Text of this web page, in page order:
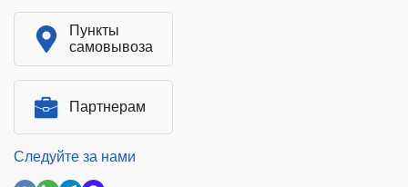
Пункты
самовывоза
Партнерам
Следуйте за нами